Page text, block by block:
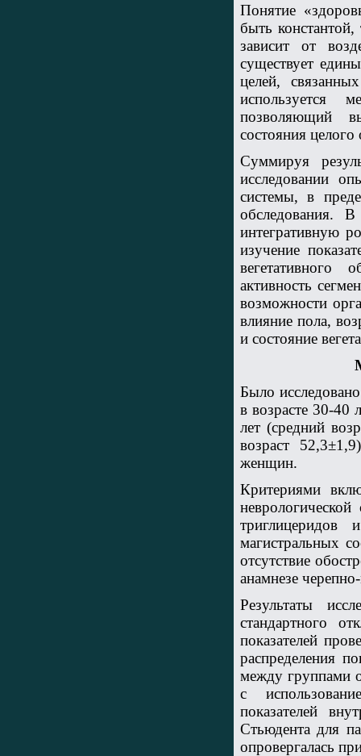
Понятие
быть константой,
зависит от
существует
целей,
используется
позволяющий
состояния
Суммируя
исследовании
системы, в
обследования.
интегративную
изучение
вегетативного
активность
возможности
влияние пола,
и состояние
Было
в возрасте 30-40
лет (средний
возраст
женщин.
Критериями
триглицеридов
магистральных
отсутствие
анамнезе
Результаты
стандартного
показателей
распределения
между группами
с
показателей
Стьюдента для
опровергалась